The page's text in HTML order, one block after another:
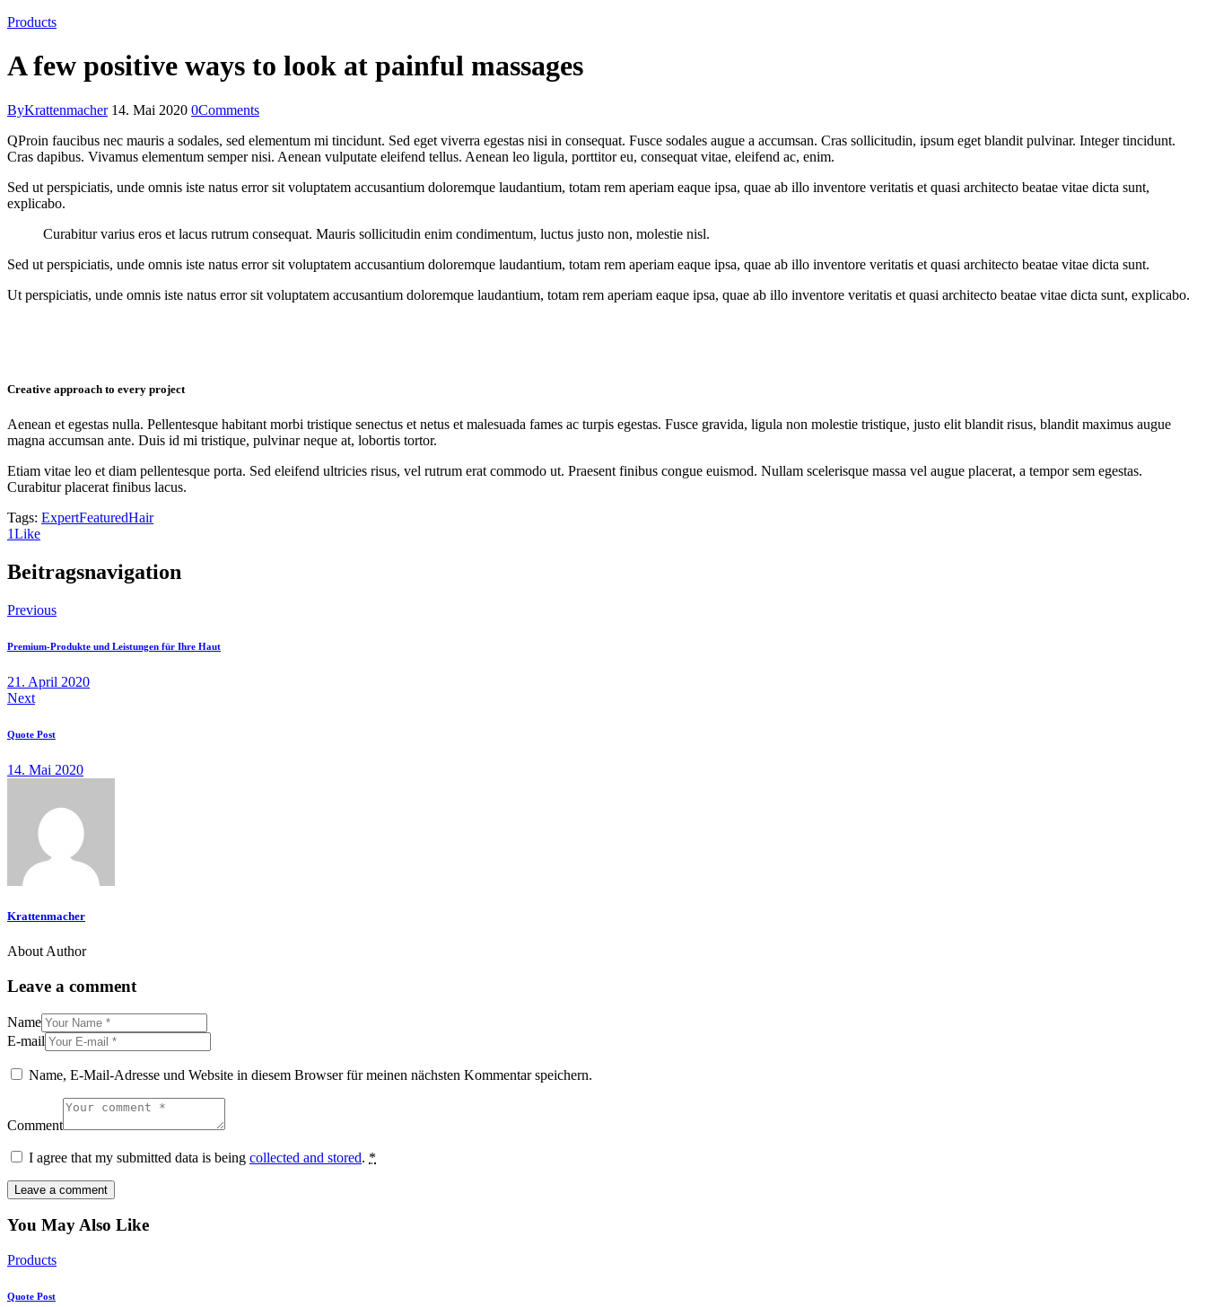
Products
A few positive ways to look at painful massages
ByKrattenmacher 14. Mai 2020 0Comments
QProin faucibus nec mauris a sodales, sed elementum mi tincidunt. Sed eget viverra egestas nisi in consequat. Fusce sodales augue a accumsan. Cras sollicitudin, ipsum eget blandit pulvinar. Integer tincidunt.
Cras dapibus. Vivamus elementum semper nisi. Aenean vulputate eleifend tellus. Aenean leo ligula, porttitor eu, consequat vitae, eleifend ac, enim.
Sed ut perspiciatis, unde omnis iste natus error sit voluptatem accusantium doloremque laudantium, totam rem aperiam eaque ipsa, quae ab illo inventore veritatis et quasi architecto beatae vitae dicta sunt,
explicabo.
Curabitur varius eros et lacus rutrum consequat. Mauris sollicitudin enim condimentum, luctus justo non, molestie nisl.
Sed ut perspiciatis, unde omnis iste natus error sit voluptatem accusantium doloremque laudantium, totam rem aperiam eaque ipsa, quae ab illo inventore veritatis et quasi architecto beatae vitae dicta sunt.
Ut perspiciatis, unde omnis iste natus error sit voluptatem accusantium doloremque laudantium, totam rem aperiam eaque ipsa, quae ab illo inventore veritatis et quasi architecto beatae vitae dicta sunt, explicabo.
Creative approach to every project
Aenean et egestas nulla. Pellentesque habitant morbi tristique senectus et netus et malesuada fames ac turpis egestas. Fusce gravida, ligula non molestie tristique, justo elit blandit risus, blandit maximus augue
magna accumsan ante. Duis id mi tristique, pulvinar neque at, lobortis tortor.
Etiam vitae leo et diam pellentesque porta. Sed eleifend ultricies risus, vel rutrum erat commodo ut. Praesent finibus congue euismod. Nullam scelerisque massa vel augue placerat, a tempor sem egestas.
Curabitur placerat finibus lacus.
Tags: ExpertFeaturedHair
1Like
Beitragsnavigation
Previous
Premium-Produkte und Leistungen für Ihre Haut
21. April 2020
Next
Quote Post
14. Mai 2020
Krattenmacher
About Author
Leave a comment
Name
E-mail
Name, E-Mail-Adresse und Website in diesem Browser für meinen nächsten Kommentar speichern.
Comment
I agree that my submitted data is being collected and stored. *
You May Also Like
Products
Quote Post